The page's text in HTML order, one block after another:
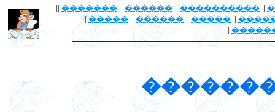
|| ������� | ������ | ���������� |
|����� | ������ | ����� |
|